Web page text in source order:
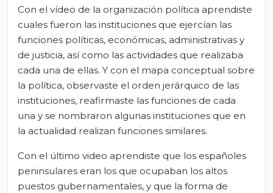
Con el vídeo de la organización política aprendiste
cuales fueron las instituciones que ejercían las
funciones políticas, económicas, administrativas y
de justicia, así como las actividades que realizaba
cada una de ellas. Y con el mapa conceptual sobre
la política, observaste el orden jerárquico de las
instituciones, reafirmaste las funciones de cada
una y se nombraron algunas instituciones que en
la actualidad realizan funciones similares.
Con el último video aprendiste que los españoles
peninsulares eran los que ocupaban los altos
puestos gubernamentales, y que la forma de